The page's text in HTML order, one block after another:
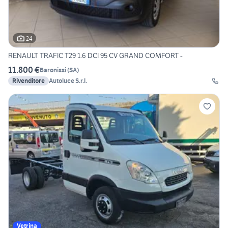
24
RENAULT TRAFIC T29 1.6 DCI 95 CV GRAND COMFORT -
11.800 €Baronissi(SA)
Rivenditore Autoluce S.r.l.
Vetrina